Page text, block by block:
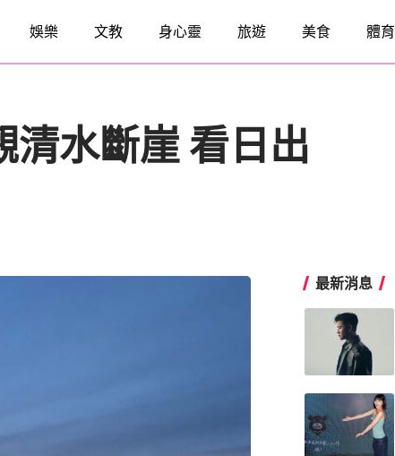
娛樂 文教 身心靈 旅遊 美食 體育
清水斷崖 看日出
最新消息